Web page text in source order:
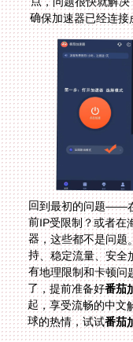
确保加速器已经连
回到最初的问题——
前IP受限制？或者在
器，这些都不是问题
了，提前准备好番茄
球的热情，试试番茄